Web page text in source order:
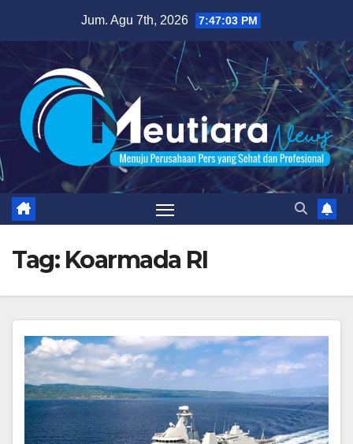
content
Jum. Agu 7th, 2026 7:47:03 PM
Tag: Koarmada RI